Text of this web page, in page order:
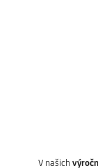
V našich